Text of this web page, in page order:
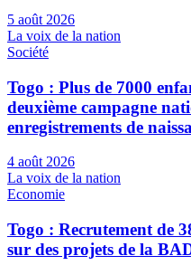
5 août 2026
La voix de la nation
Société
Togo : Plus de 7000
deuxième campagne
enregistrements de
4 août 2026
La voix de la nation
Economie
Togo : Recrutement de
sur des projets de la